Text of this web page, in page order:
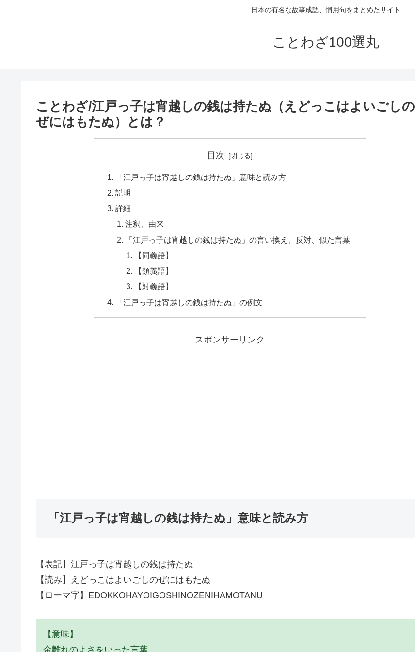
日本の有名な故事成語、慣用句をまとめたサイト
ことわざ100選丸
ことわざ/江戸っ子は宵越しの銭は持たぬ（えどっこはよいごしの
ぜにはもたぬ）とは？
目次
「江戸っ子は宵越しの銭は持たぬ」意味と読み方
説明
詳細
注釈、由来
「江戸っ子は宵越しの銭は持たぬ」の言い換え、反対、似た言葉
【同義語】
【類義語】
【対義語】
「江戸っ子は宵越しの銭は持たぬ」の例文
スポンサーリンク
「江戸っ子は宵越しの銭は持たぬ」意味と読み方
【表記】江戸っ子は宵越しの銭は持たぬ
【読み】えどっこはよいごしのぜにはもたぬ
【ローマ字】EDOKKOHAYOIGOSHINOZENIHAMOTANU
【意味】
金離れのよさをいった言葉。